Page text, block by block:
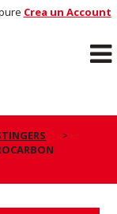
Crea un Account
TIED